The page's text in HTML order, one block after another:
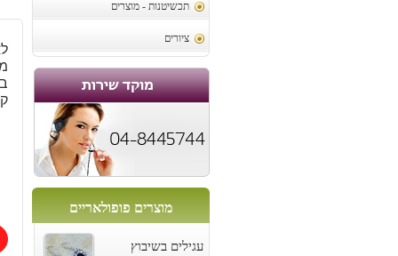
תכשיטנות - מוצרים
ציורים
מוצרים פופולאריים
עגילים בשיבוץ